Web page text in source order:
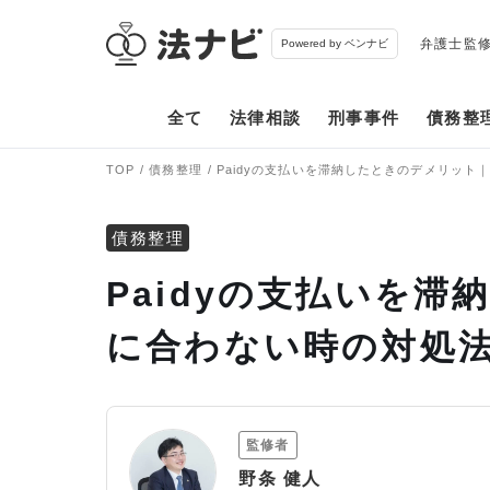
Powered by ベンナビ 弁護士監
全て 法律相談 刑事事件 債務整
TOP 債務整理 Paidyの支払いを滞納したときのデメリット
債務整理
Paidyの支払いを滞
に合わない時の対処
監修者
野条 健人